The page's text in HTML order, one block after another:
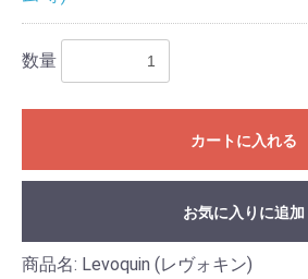
数量
カートに入れる
お気に入りに追加
商品名: Levoquin (レヴォキン)